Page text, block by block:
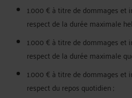
1.000 € à titre de dommages et
respect de la durée maximale
1.000 € à titre de dommages et
respect de la durée maximale
1.000 € à titre de dommages et
respect du repos quotidien ;